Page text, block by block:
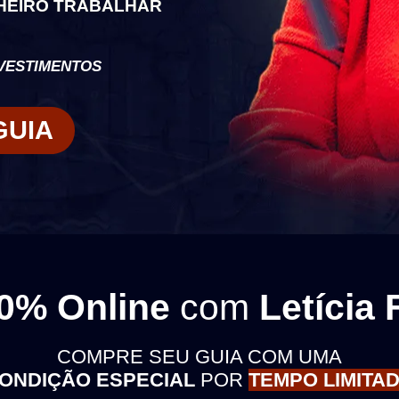
TRABALHAR
Online com Letícia
COMPRE SEU GUIA COM UMA
ESPECIAL POR TEMPO